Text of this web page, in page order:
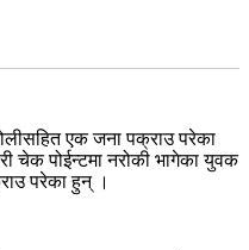
एक जना पक्राउ परेका
चेक पोईन्टमा नरोकी भागेका युवक
परेका हुन् ।